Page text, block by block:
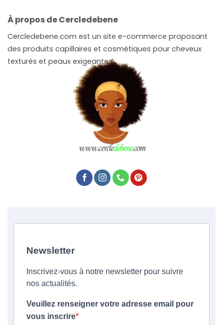
À propos de Cercledebene
Cercledebene.com est un site e-commerce proposant
des produits capillaires et cosmétiques pour cheveux
texturés et peaux exigeantes.
Newsletter
Inscrivez-vous à notre newsletter pour suivre
nos actualités.
Veuillez renseigner votre adresse email pour
vous inscrire